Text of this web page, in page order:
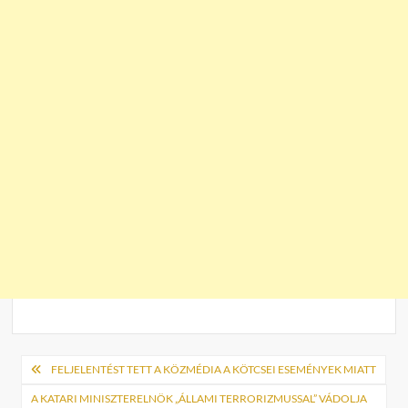
Bejegyzés
navigáció
FELJELENTÉST TETT A KÖZMÉDIA A KÖTCSEI ESEMÉNYEK MIATT
A KATARI MINISZTERELNÖK „ÁLLAMI TERRORIZMUSSAL” VÁDOLJA